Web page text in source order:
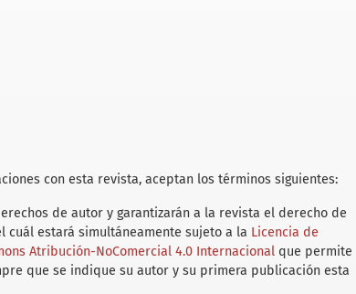
con esta revista, aceptan los términos siguientes:
de autor y garantizarán a la revista el derecho de
cuál estará simultáneamente sujeto a la Licencia de
Atribución-NoComercial 4.0 Internacional que permite
que se indique su autor y su primera publicación esta